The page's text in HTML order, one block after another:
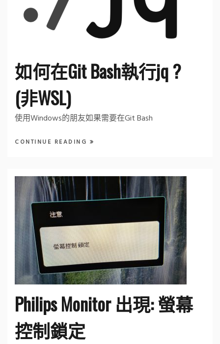
如何在Git Bash執行jq ?
(非WSL)
使用Windows的朋友如果需要在Git Bash
CONTINUE READING
Philips Monitor 出現: 螢幕
控制鎖定